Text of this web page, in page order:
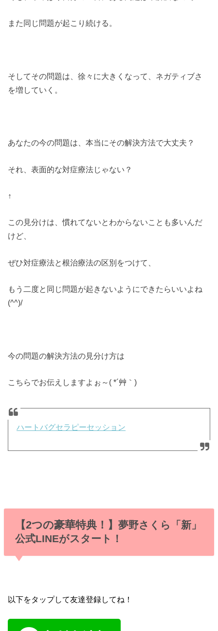
また同じ問題が起こり続ける。
そしてその問題は、徐々に大きくなって、ネガティブさ
を増していく。
あなたの今の問題は、本当にその解決方法で大丈夫？
それ、表面的な対症療法じゃない？
↑
この見分けは、慣れてないとわからないことも多いんだ
けど、
ぜひ対症療法と根治療法の区別をつけて、
もう二度と同じ問題が起きないようにできたらいいよね
(^^)/
今の問題の解決方法の見分け方は
こちらでお伝えしますよぉ～( *´艸｀)
ハートバグセラピーセッション
【2つの豪華特典！】 夢野さくら「新」
公式LINEがスタート！
以下をタップして友達登録してね！